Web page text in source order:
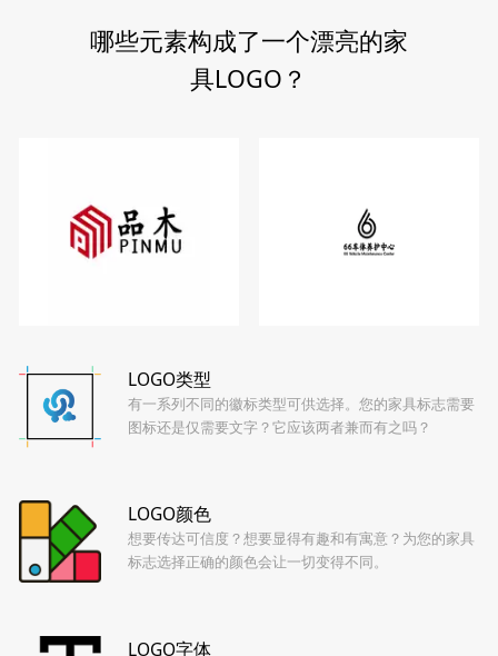
哪些元素构成了一个漂亮的家
具LOGO？
LOGO类型
有一系列不同的徽标类型可供选择。您的家具标志需要
图标还是仅需要文字？它应该两者兼而有之吗？
LOGO颜色
想要传达可信度？想要显得有趣和有寓意？为您的家具
标志选择正确的颜色会让一切变得不同。
LOGO字体